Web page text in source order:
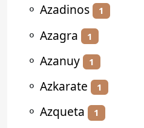
⚬ Azadinos 1
⚬ Azagra 1
⚬ Azanuy 1
⚬ Azkarate 1
⚬ Azqueta 1